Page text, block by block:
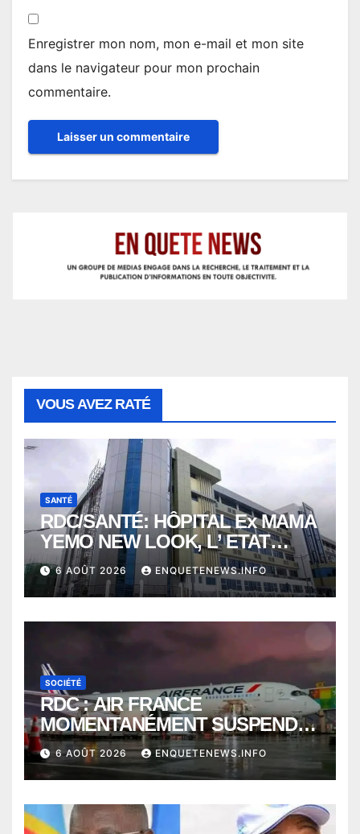
Enregistrer mon nom, mon e-mail et mon site
dans le navigateur pour mon prochain
commentaire.
VOUS AVEZ RATÉ
SANTÉ
RDC/SANTÉ: HÔPITAL Ex MAMA
YEMO NEW LOOK, L’ ETAT
PERD LE CONTROLE
6 AOÛT 2026 ENQUETENEWS.INFO
SOCIÉTÉ
RDC : AIR FRANCE
MOMENTANÉMENT SUSPENDU
ENTRE KINSHASA ET PARIS ?
6 AOÛT 2026 ENQUETENEWS.INFO